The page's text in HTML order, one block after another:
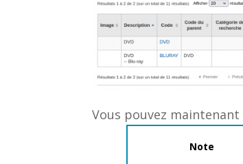
Vous pouvez maintenant
Note